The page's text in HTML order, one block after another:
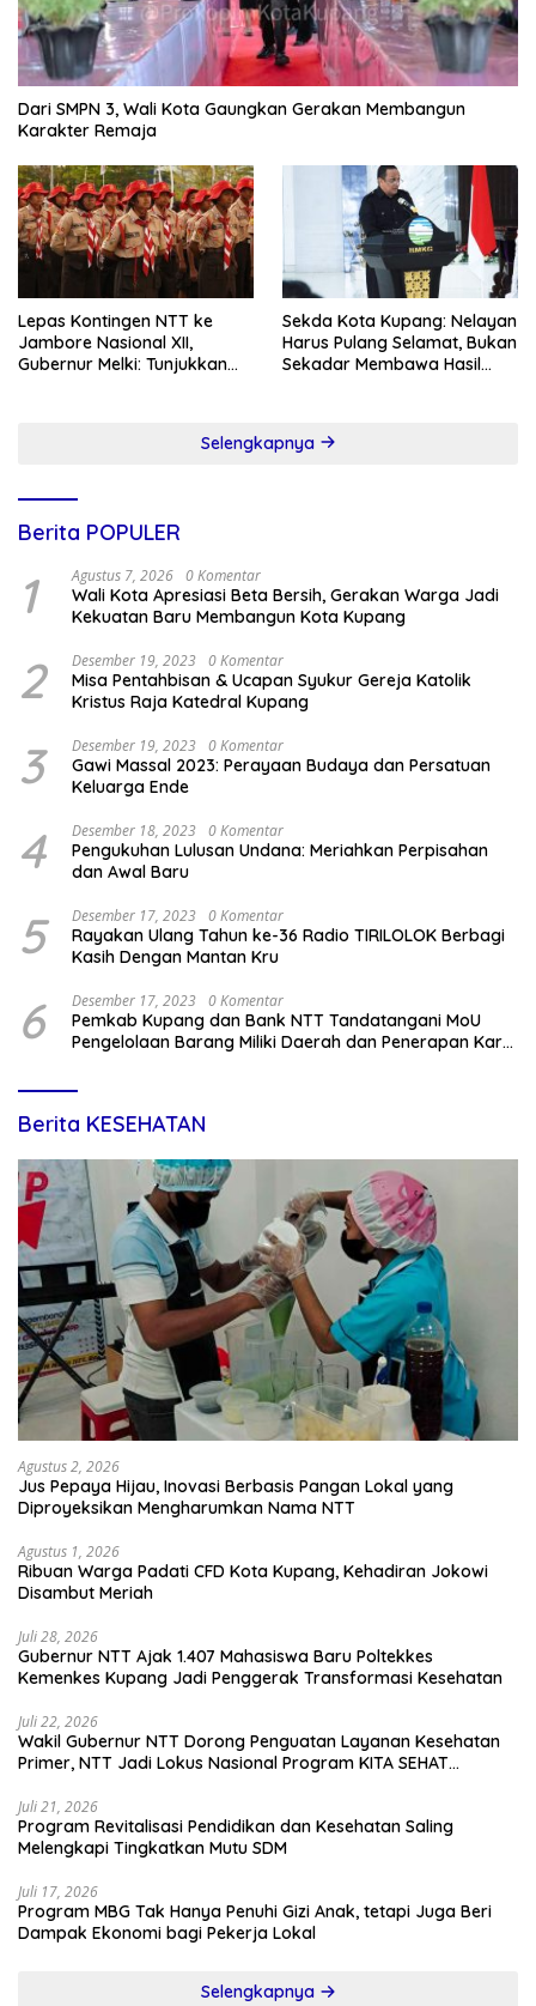
Dari SMPN 3, Wali Kota Gaungkan Gerakan Membangun
Karakter Remaja
Lepas Kontingen NTT ke
Jambore Nasional XII,
Gubernur Melki: Tunjukkan
Sekda Kota Kupang: Nelayan
Harus Pulang Selamat, Bukan
Sekadar Membawa Hasil
Selengkapnya
Berita POPULER
1 Agustus 7, 2026 0 Komentar
Wali Kota Apresiasi Beta Bersih, Gerakan Warga Jadi
Kekuatan Baru Membangun Kota Kupang
2 Desember 19, 2023 0 Komentar
Misa Pentahbisan & Ucapan Syukur Gereja Katolik
Kristus Raja Katedral Kupang
3 Desember 19, 2023 0 Komentar
Gawi Massal 2023: Perayaan Budaya dan Persatuan
Keluarga Ende
4 Desember 18, 2023 0 Komentar
Pengukuhan Lulusan Undana: Meriahkan Perpisahan
dan Awal Baru
5 Desember 17, 2023 0 Komentar
Rayakan Ulang Tahun ke-36 Radio TIRILOLOK Berbagi
Kasih Dengan Mantan Kru
6 Desember 17, 2023 0 Komentar
Pemkab Kupang dan Bank NTT Tandatangani MoU
Pengelolaan Barang Miliki Daerah dan Penerapan Kartu
Berita KESEHATAN
Agustus 2, 2026
Jus Pepaya Hijau, Inovasi Berbasis Pangan Lokal yang
Diproyeksikan Mengharumkan Nama NTT
Agustus 1, 2026
Ribuan Warga Padati CFD Kota Kupang, Kehadiran Jokowi
Disambut Meriah
Juli 28, 2026
Gubernur NTT Ajak 1.407 Mahasiswa Baru Poltekkes
Kemenkes Kupang Jadi Penggerak Transformasi Kesehatan
Juli 22, 2026
Wakil Gubernur NTT Dorong Penguatan Layanan Kesehatan
Primer, NTT Jadi Lokus Nasional Program KITA SEHAT
Juli 21, 2026
Program Revitalisasi Pendidikan dan Kesehatan Saling
Melengkapi Tingkatkan Mutu SDM
Juli 17, 2026
Program MBG Tak Hanya Penuhi Gizi Anak, tetapi Juga Beri
Dampak Ekonomi bagi Pekerja Lokal
Selengkapnya